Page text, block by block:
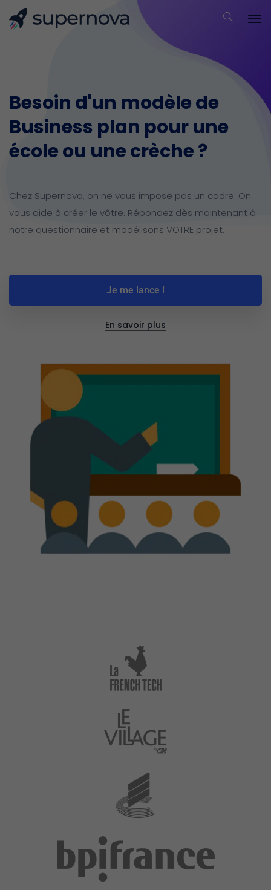
Besoin d'un modèle de
Business plan pour une
école ou une crèche ?
Chez Supernova, on ne vous impose pas un cadre. On
vous aide à créer le vôtre. Répondez dès maintenant à
notre questionnaire et modélisons VOTRE projet.
Je me lance !
En savoir plus